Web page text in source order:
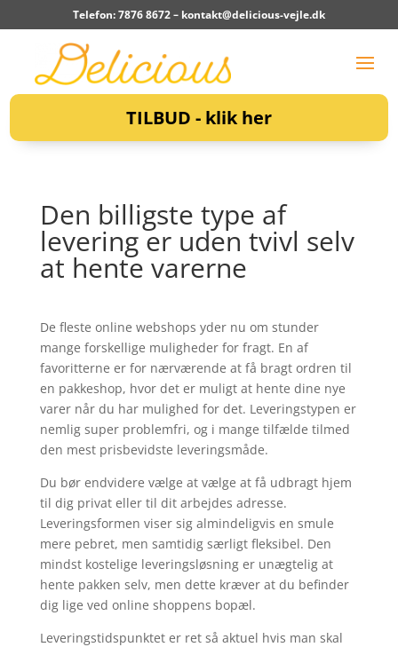
Telefon: 7876 8672 – kontakt@delicious-vejle.dk
TILBUD - klik her
Den billigste type af
levering er uden tvivl selv
at hente varerne
De fleste online webshops yder nu om stunder
mange forskellige muligheder for fragt. En af
favoritterne er for nærværende at få bragt ordren til
en pakkeshop, hvor det er muligt at hente dine nye
varer når du har mulighed for det. Leveringstypen er
nemlig super problemfri, og i mange tilfælde tilmed
den mest prisbevidste leveringsmåde.
Du bør endvidere vælge at vælge at få udbragt hjem
til dig privat eller til dit arbejdes adresse.
Leveringsformen viser sig almindeligvis en smule
mere pebret, men samtidig særligt fleksibel. Den
mindst kostelige leveringsløsning er unægtelig at
hente pakken selv, men dette kræver at du befinder
dig lige ved online shoppens bopæl.
Leveringstidspunktet er ret så aktuel hvis man skal